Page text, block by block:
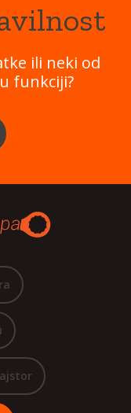
ili neki od
funkciji?